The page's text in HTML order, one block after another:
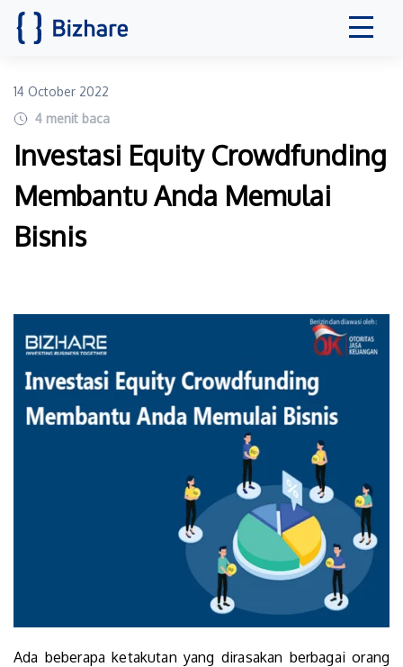
14 October 2022
4 menit baca
Investasi Equity Crowdfunding
Membantu Anda Memulai
Bisnis
Ada beberapa ketakutan yang dirasakan berbagai orang